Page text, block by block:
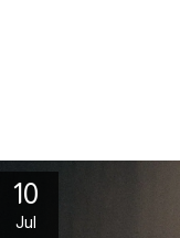
10
Jul